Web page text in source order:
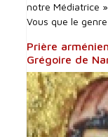
notre Médiatrice
Vous que le
Prière
Grégoire de